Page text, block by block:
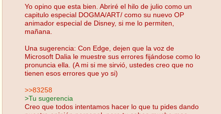
Yo opino que esta bien. Abriré el hilo de julio como un
capitulo especial DOGMA/ART/ como su nuevo OP
animador especial de Disney, si me lo permiten,
mañana.
Una sugerencia: Con Edge, dejen que la voz de
Microsoft Dalia le muestre sus errores fijándose como lo
pronuncia ella. (A mi si me sirvió, ustedes creo que no
tienen esos errores que yo si)
>>83258
>Tu sugerencia
Creo que todos intentamos hacer lo que tu pides dando